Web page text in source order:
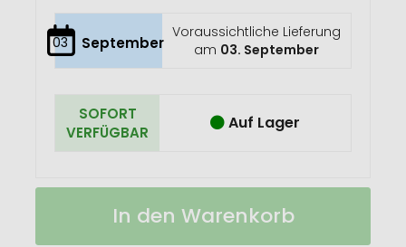
03 September
Voraussichtliche Lieferung
am 03. September
SOFORT
VERFÜGBAR
Auf Lager
6er
Auf
In den Warenkorb